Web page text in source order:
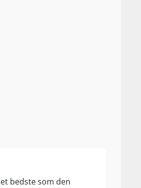
bedste som den